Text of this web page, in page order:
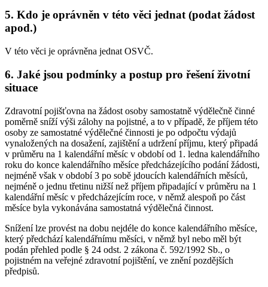
5. Kdo je oprávněn v této věci jednat (podat žádost
apod.)
V této věci je oprávněna jednat OSVČ.
6. Jaké jsou podmínky a postup pro řešení životní
situace
Zdravotní pojišťovna na žádost osoby samostatně výdělečně činné
poměrně sníží výši zálohy na pojistné, a to v případě, že příjem této
osoby ze samostatné výdělečné činnosti je po odpočtu výdajů
vynaložených na dosažení, zajištění a udržení příjmu, který připadá
v průměru na 1 kalendářní měsíc v období od 1. ledna kalendářního
roku do konce kalendářního měsíce předcházejícího podání žádosti,
nejméně však v období 3 po sobě jdoucích kalendářních měsíců,
nejméně o jednu třetinu nižší než příjem připadající v průměru na 1
kalendářní měsíc v předcházejícím roce, v němž alespoň po část
měsíce byla vykonávána samostatná výdělečná činnost.
Snížení lze provést na dobu nejdéle do konce kalendářního měsíce,
který předchází kalendářnímu měsíci, v němž byl nebo měl být
podán přehled podle § 24 odst. 2 zákona č. 592/1992 Sb., o
pojistném na veřejné zdravotní pojištění, ve znění pozdějších
předpisů.